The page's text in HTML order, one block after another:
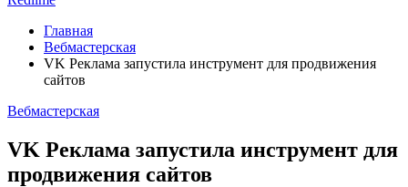
Главная
Вебмастерская
VK Реклама запустила инструмент для продвижения
сайтов
Вебмастерская
VK Реклама запустила инструмент для
продвижения сайтов